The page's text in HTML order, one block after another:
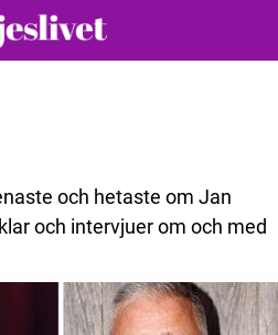
och hetaste om Jan
och intervjuer om och med